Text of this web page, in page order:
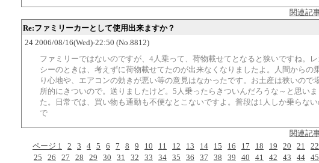
関連記
Re:ファミリーカーとして使用出来ますか？
24 2006/08/16(Wed)-22:50 (No.8812)
ファミリーではないのですが、4人乗って、荷物載せてとなると狭いですね。
シーのときは、考えずに荷物載せてたのが出来なくなりましたよ。人間からの
り心地や、エアコンの効きが悪い等の意見はなかったです。お土産は狭いので
所的にきついので。送りましたけど。5人乗ったらきついんだろうな～と思いま
た。日常では、買い物も通勤も不便なとこないですよ。普段は1人しか乗らな
で
関連記
ページ 1
2 3 4 5 6 7 8 9 10 11 12 13 14 15 16 17 18 19 20 21 22
25
26 27 28 29 30 31 32 33 34 35 36 37 38 39 40 41 42 43 44 45